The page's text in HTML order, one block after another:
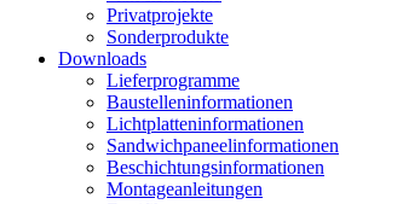
Privatprojekte
Sonderprodukte
Downloads
Lieferprogramme
Baustelleninformationen
Lichtplatteninformationen
Sandwichpaneelinformationen
Beschichtungsinformationen
Montageanleitungen